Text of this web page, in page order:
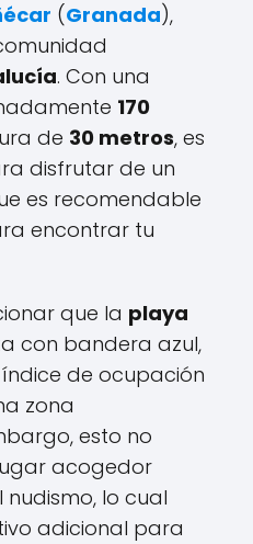
(Granada),
. Con una
170
de 30 metros, es
disfrutar de un
es recomendable
encontrar tu
que la playa
con bandera azul,
índice de ocupación
zona
esto no
acogedor
lo cual
adicional para